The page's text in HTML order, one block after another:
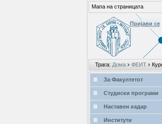
Лични
алати
Пријави се
Трага: Дома › ФЕИТ ›
Мапа на страницата
NAVIGATION
За Факултетот
Студиски програми
Наставен кадар
Институти